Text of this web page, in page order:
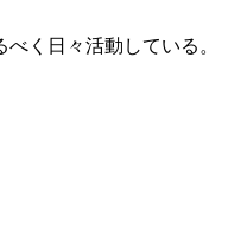
く日々活動している。